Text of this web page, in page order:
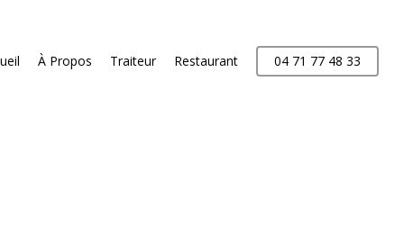
À Propos Traiteur Restaurant 04 71 77 48 33